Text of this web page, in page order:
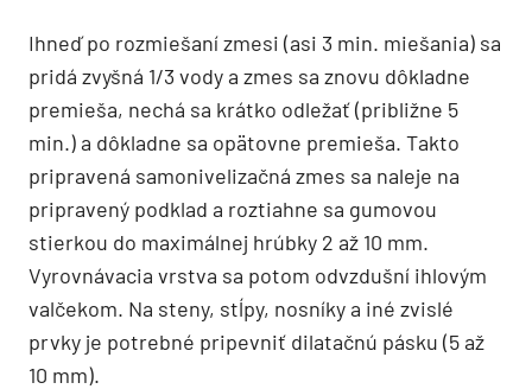
Ihneď po rozmiešaní zmesi (asi 3 min. miešania) sa
pridá zvyšná 1/3 vody a zmes sa znovu dôkladne
premieša, nechá sa krátko odležať (približne 5
min.) a dôkladne sa opätovne premieša. Takto
pripravená samonivelizačná zmes sa naleje na
pripravený podklad a roztiahne sa gumovou
stierkou do maximálnej hrúbky 2 až 10 mm.
Vyrovnávacia vrstva sa potom odvzdušní ihlovým
valčekom. Na steny, stĺpy, nosníky a iné zvislé
prvky je potrebné pripevniť dilatačnú pásku (5 až
10 mm).